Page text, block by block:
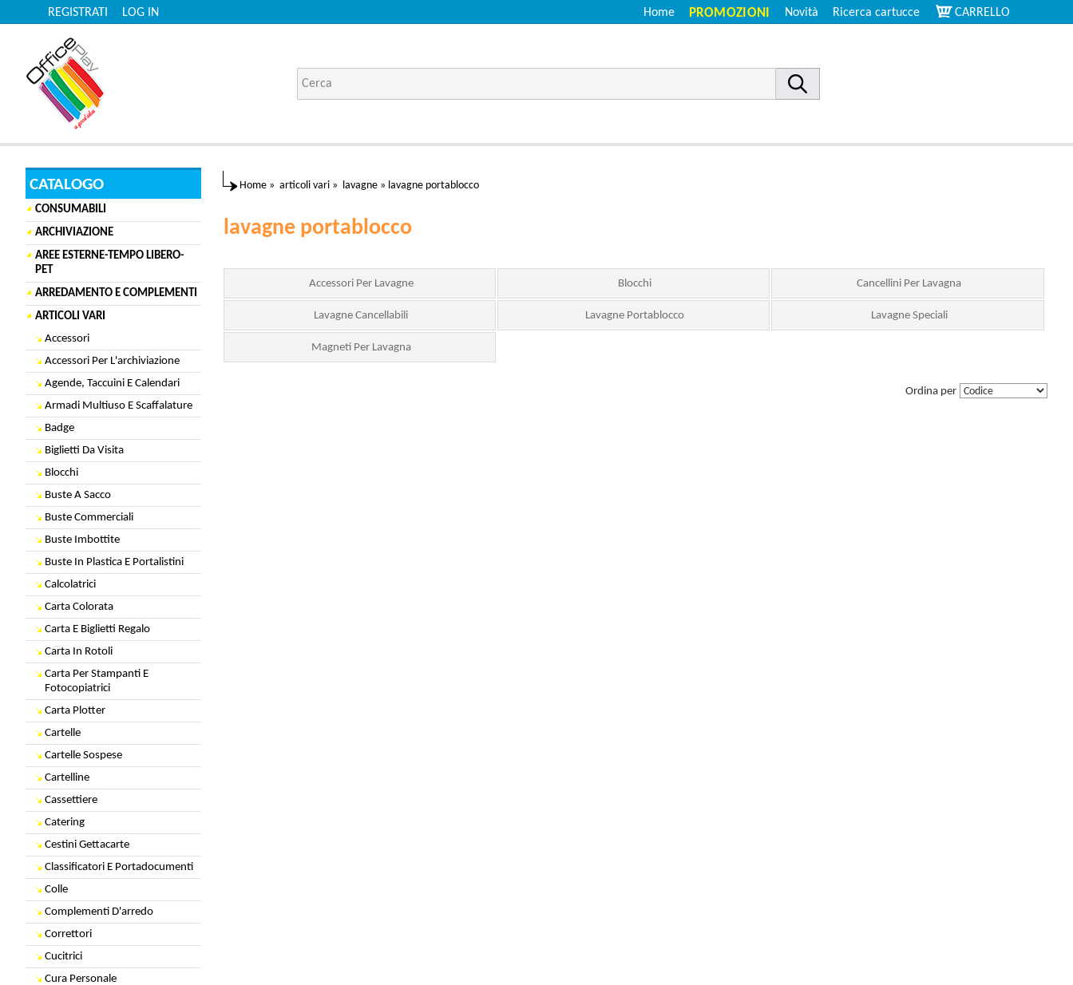
LOG IN
REGISTRATI CARRELLO
Ricerca cartucce
Novità
PROMOZIONI
Home
CATALOGO
CONSUMABILI
ARCHIVIAZIONE
AREE ESTERNE-TEMPO LIBERO-
PET
ARREDAMENTO E COMPLEMENTI
ARTICOLI VARI
Accessori
Accessori Per L'archiviazione
Agende, Taccuini E Calendari
Armadi Multiuso E Scaffalature
Badge
Biglietti Da Visita
Blocchi
Buste A Sacco
Buste Commerciali
Buste Imbottite
Buste In Plastica E Portalistini
Calcolatrici
Carta Colorata
Carta E Biglietti Regalo
Carta In Rotoli
Carta Per Stampanti E
Fotocopiatrici
Carta Plotter
Cartelle
Cartelle Sospese
Cartelline
Cassettiere
Catering
Cestini Gettacarte
Classificatori E Portadocumenti
Colle
Complementi D'arredo
Correttori
Cucitrici
Cura Personale
Home » articoli vari » lavagne » lavagne portablocco
lavagne portablocco
Accessori Per Lavagne Blocchi Cancellini Per Lavagna
Lavagne Cancellabili Lavagne Portablocco Lavagne Speciali
Magneti Per Lavagna
Ordina per